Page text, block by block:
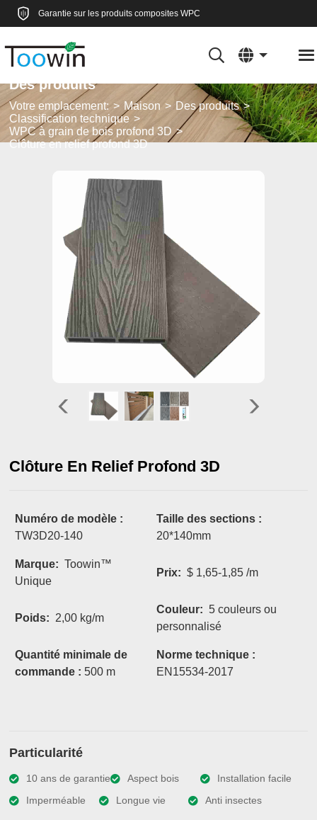
Garantie sur les produits composites WPC
Des produits
Votre emplacement: Maison
Des produits
Classification technique
WPC à grain de bois profond 3D
Clôture en relief profond 3D
Clôture En Relief Profond 3D
Numéro de modèle :
TW3D20-140
Taille des sections :
20*140mm
Marque:Toowin™
Unique
Prix:$ 1,65-1,85 /m
Poids: 2,00 kg/m
Couleur: 5 couleurs ou
personnalisé
Quantité minimale de
commande : 500 m
Norme technique :
EN15534-2017
Particularité
10 ans de garantie Aspect bois
Installation facile
Imperméable
Longue vie Anti insectes